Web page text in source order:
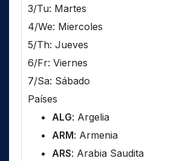
3/Tu: Martes
4/We: Miercoles
5/Th: Jueves
6/Fr: Viernes
7/Sa: Sábado
Países
ALG: Argelia
ARM: Armenia
ARS: Arabia Saudita